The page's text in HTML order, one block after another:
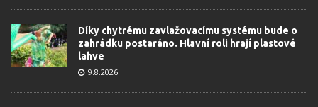
Díky chytrému zavlažovacímu systému bude o
zahrádku postaráno. Hlavní roli hrají plastové
lahve
9.8.2026